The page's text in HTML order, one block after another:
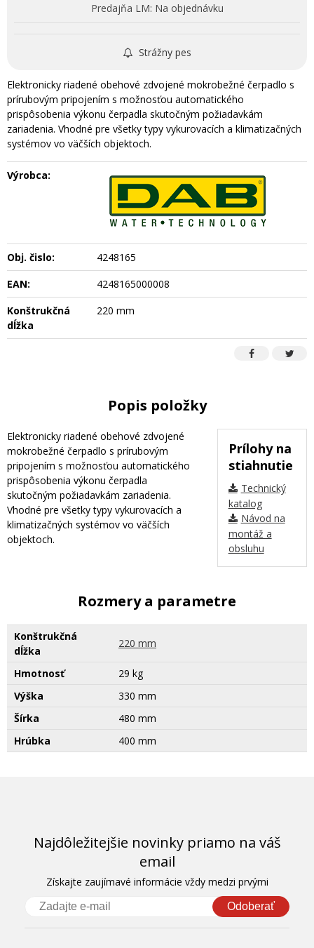
Predajňa LM: Na objednávku
Strážny pes
Elektronicky riadené obehové zdvojené mokrobežné čerpadlo s
prírubovým pripojením s možnosťou automatického
prispôsobenia výkonu čerpadla skutočným požiadavkám
zariadenia. Vhodné pre všetky typy vykurovacích a klimatizačných
systémov vo väčších objektoch.
Výrobca:
Obj. čislo:
4248165
EAN:
4248165000008
Konštrukčná
dĺžka
220 mm
Popis položky
Prílohy na
stiahnutie
Technický
katalog
Návod na
montáž a
obsluhu
Elektronicky riadené obehové zdvojené
mokrobežné čerpadlo s prírubovým
pripojením s možnosťou automatického
prispôsobenia výkonu čerpadla
skutočným požiadavkám zariadenia.
Vhodné pre všetky typy vykurovacích a
klimatizačných systémov vo väčších
objektoch.
Rozmery a parametre
Konštrukčná
dĺžka
220 mm
Hmotnosť
29 kg
Výška
330 mm
Šírka
480 mm
Hrúbka
400 mm
Najdôležitejšie novinky priamo na váš
email
Získajte zaujímavé informácie vždy medzi prvými
Odoberať